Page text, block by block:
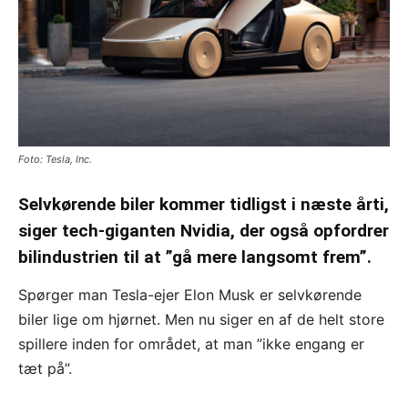
Foto: Tesla, Inc.
Selvkørende biler kommer tidligst i næste årti,
siger tech-giganten Nvidia, der også opfordrer
bilindustrien til at ”gå mere langsomt frem”.
Spørger man Tesla-ejer Elon Musk er selvkørende
biler lige om hjørnet. Men nu siger en af de helt store
spillere inden for området, at man ”ikke engang er
tæt på”.